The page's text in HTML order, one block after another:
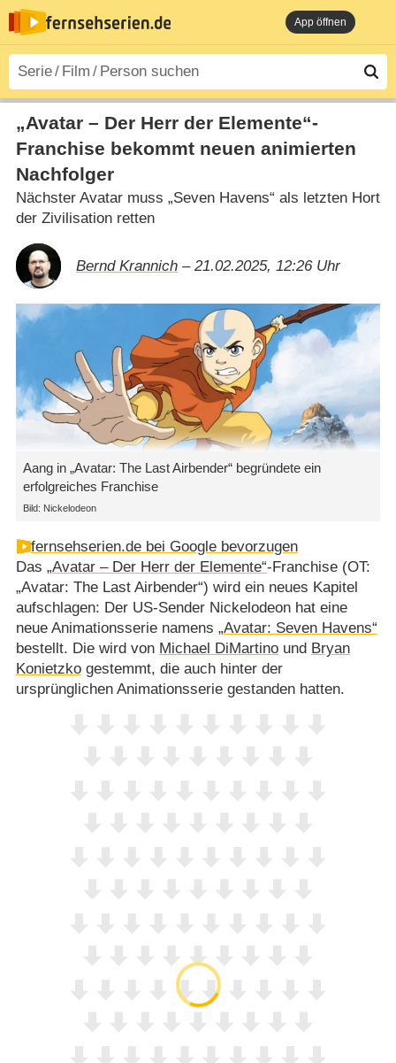
App öffnen
„Avatar – Der Herr der Elemente“-
Franchise bekommt neuen animierten
Nachfolger
Nächster Avatar muss „Seven Havens“ als letzten Hort
der Zivilisation retten
Bernd Krannich– 21.02.2025, 12:26 Uhr
Aang in „Avatar: The Last Airbender“ begründete ein
erfolgreiches Franchise
Bild: Nickelodeon
fernsehserien.de bei Google bevorzugen
Das „Avatar – Der Herr der Elemente“-Franchise (OT:
„Avatar: The Last Airbender“) wird ein neues Kapitel
aufschlagen: Der US-Sender Nickelodeon hat eine
neue Animationsserie namens „Avatar: Seven Havens“
bestellt. Die wird von Michael DiMartinound Bryan
Konietzkogestemmt, die auch hinter der
ursprünglichen Animationsserie gestanden hatten.